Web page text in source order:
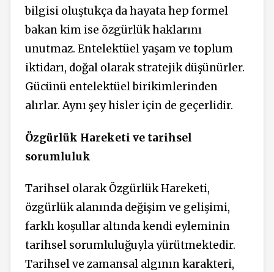
bilgisi oluştukça da hayata hep formel
bakan kim ise özgürlük haklarını
unutmaz. Entelektüel yaşam ve toplum
iktidarı, doğal olarak stratejik düşünürler.
Gücünü entelektüel birikimlerinden
alırlar. Aynı şey hisler için de geçerlidir.
Özgürlük Hareketi ve tarihsel
sorumluluk
Tarihsel olarak Özgürlük Hareketi,
özgürlük alanında değişim ve gelişimi,
farklı koşullar altında kendi eyleminin
tarihsel sorumluluğuyla yürütmektedir.
Tarihsel ve zamansal algının karakteri,